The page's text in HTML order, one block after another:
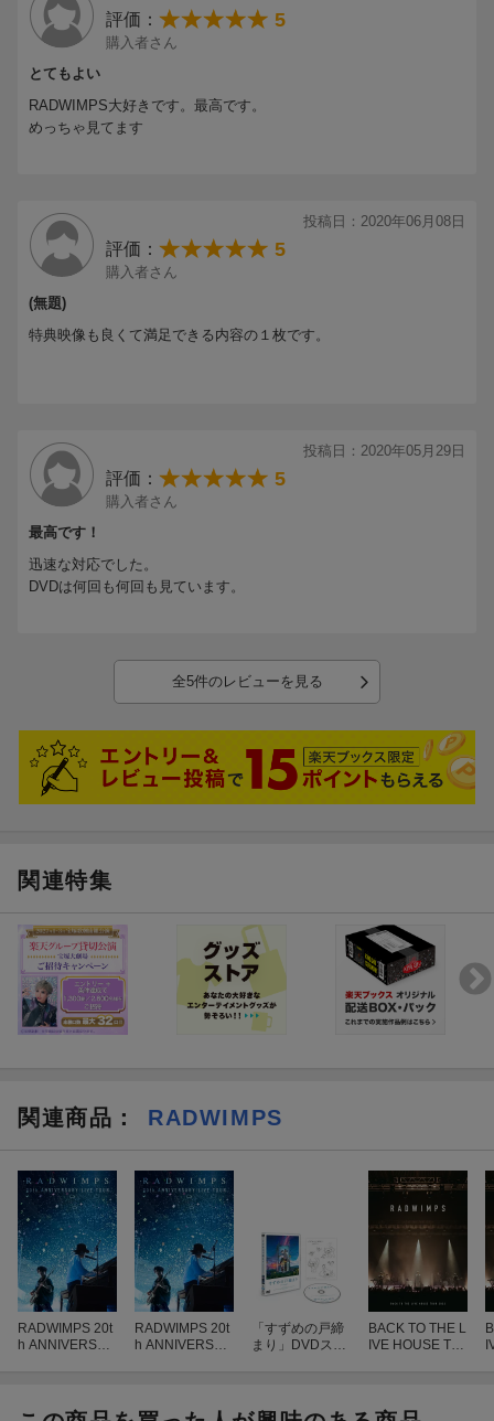
15.TIE TONGUE feat.タイタン・ゾンビーズ[-]
16.泣き出しそうだよ feat.あいみょん[-]
17.IKIJIBIKI[-]
18.君と羊と青[-]
19.いいんですか?[-]
23.会心の一撃 -ENCORE-[-]
評価： 5
購入者さん
とてもよい
RADWIMPS大好きです。最高です。
めっちゃ見てます
投稿日：2020年06月08日
評価： 5
購入者さん
(無題)
特典映像も良くて満足できる内容の１枚です。
投稿日：2020年05月29日
評価： 5
購入者さん
最高です！
迅速な対応でした。
DVDは何回も何回も見ています。
全5件のレビューを見る
関連特集
関連商品 ： RADWIMPS
RADWIMPS 20t
h ANNIVERSAR
RADWIMPS 20t
h ANNIVERSAR
「すずめの戸締
まり」DVDスタ
BACK TO THE L
IVE HOUSE TO